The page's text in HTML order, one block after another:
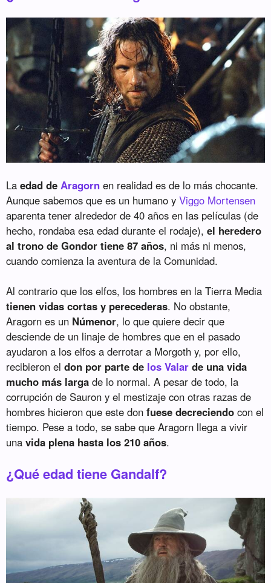
Laedad deAragorn en realidad es de lo más chocante.
Aunque sabemos que es un humano yViggo Mortensen
aparenta tener alrededor de 40 años en las películas (de
hecho, rondaba esa edad durante el rodaje),el heredero
al trono de Gondor tiene 87 años, ni más ni menos,
cuando comienza la aventura de la Comunidad.
Al contrario que los elfos, los hombres en la Tierra Media
tienen vidas cortas y perecederas. No obstante,
Aragorn es un Númenor, lo que quiere decir que
desciende de un linaje de hombres que en el pasado
ayudaron a los elfos a derrotar a Morgoth y, por ello,
recibieron eldon por parte de los Valar de una vida
mucho más larga de lo normal. A pesar de todo, la
corrupción de Sauron y el mestizaje con otras razas de
hombres hicieron que este donfuese decreciendo con el
tiempo. Pese a todo, se sabe que Aragorn llega a vivir
unavida plena hasta los 210 años.
¿Qué edad tiene Gandalf?